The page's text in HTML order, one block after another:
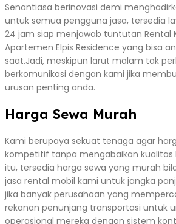
Senantiasa berinovasi demi
untuk semua pengguna jasa, tersedia
24 jam siap menjawab tuntutan Rental
Apartemen Elpis Residence yang bisa
saat.Jadi, meskipun larut malam tak
berkomunikasi dengan kami jika
urusan penting anda.
Harga Sewa Murah
Kami berupaya sekuat tenaga agar
kompetitif tanpa mengabaikan kualitas
itu, tersedia harga sewa yang murah
jasa rental mobil kami untuk jangka
jika banyak perusahaan yang
rekanan penunjang transportasi untuk
operasional mereka dengan sistem